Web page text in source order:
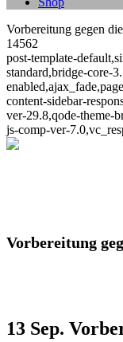
Vorbereitung gegen
14562
post-template-
standard,bridge-core-
content-sidebar-
ver-29.8,qode-theme-
js-comp-ver-
Vorbereitung
13 Sep.